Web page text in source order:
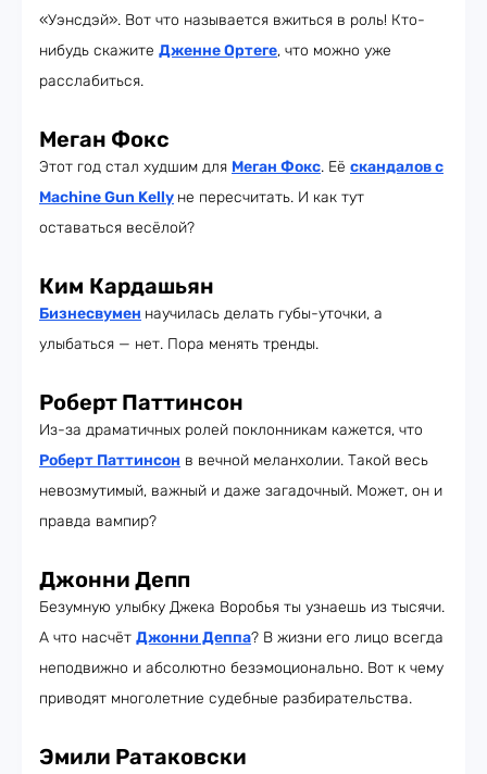
«Уэнсдэй». Вот что называется вжиться в роль! Кто-
нибудь скажите Дженне Ортеге, что можно уже
расслабиться.
Меган Фокс
Этот год стал худшим для Меган Фокс. Её скандалов с
Machine Gun Kelly не пересчитать. И как тут
оставаться весёлой?
Ким Кардашьян
Бизнесвумен научилась делать губы-уточки, а
улыбаться — нет. Пора менять тренды.
Роберт Паттинсон
Из-за драматичных ролей поклонникам кажется, что
Роберт Паттинсон в вечной меланхолии. Такой весь
невозмутимый, важный и даже загадочный. Может, он и
правда вампир?
Джонни Депп
Безумную улыбку Джека Воробья ты узнаешь из тысячи.
А что насчёт Джонни Деппа? В жизни его лицо всегда
неподвижно и абсолютно безэмоционально. Вот к чему
приводят многолетние судебные разбирательства.
Эмили Ратаковски